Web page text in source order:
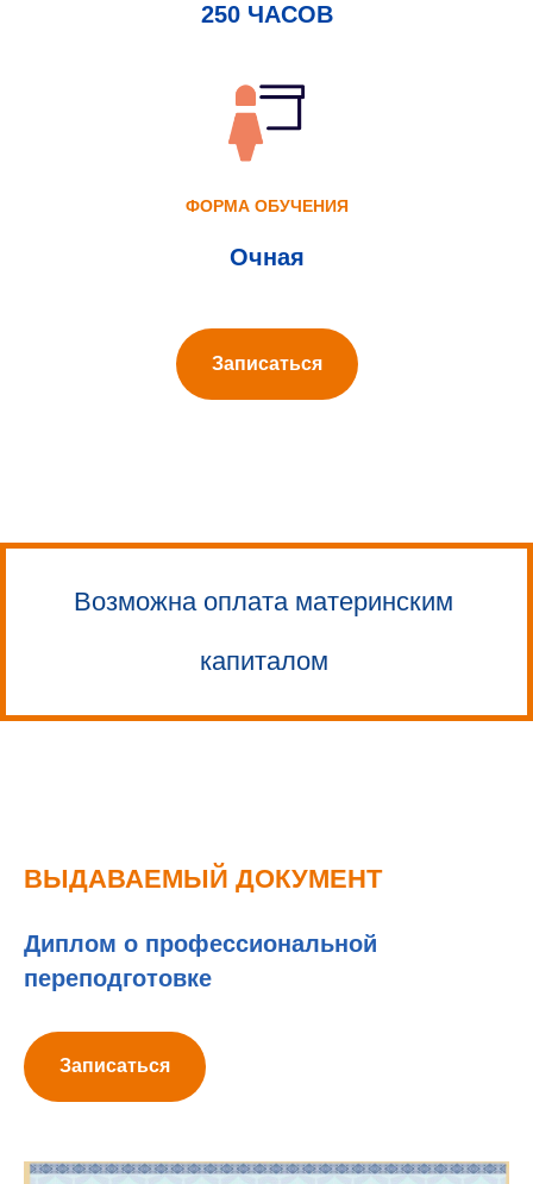
250 ЧАСОВ
ФОРМА ОБУЧЕНИЯ
Очная
Записаться
Возможна оплата материнским
капиталом
ВЫДАВАЕМЫЙ ДОКУМЕНТ
Диплом о профессиональной
переподготовке
Записаться